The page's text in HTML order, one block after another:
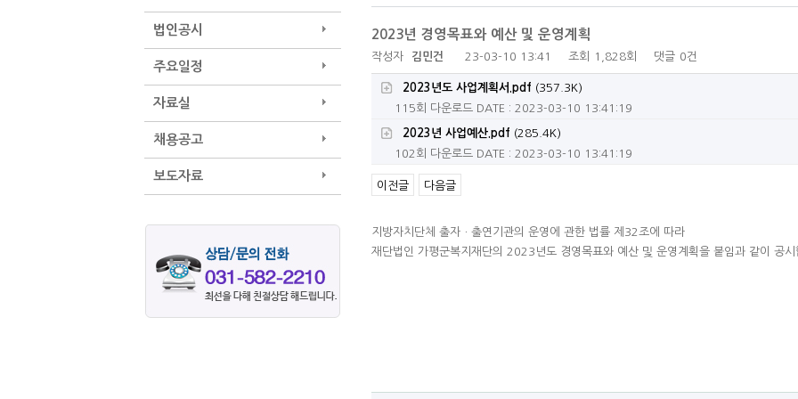
법인공시
주요일정
자료실
채용공고
보도자료
2023년 경영목표와 예산 및 운영계획
작성자 김민건 23-03-10 13:41 조회 1,828회 댓글 0건
2023년도 사업계획서.pdf (357.3K)
115회 다운로드 DATE : 2023-03-10 13:41:19
2023년 사업예산.pdf (285.4K)
102회 다운로드 DATE : 2023-03-10 13:41:19
이전글 다음글
지방자치단체 출자ㆍ출연기관의 운영에 관한 법률 제32조에 따라
재단법인 가평군복지재단의 2023년도 경영목표와 예산 및 운영계획을 붙임과 같이 공시